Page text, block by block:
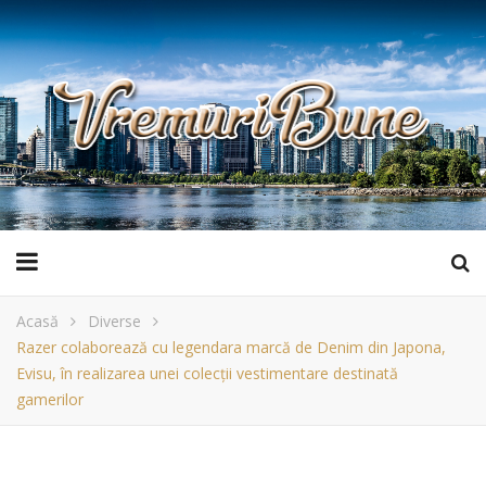
Acasă
Diverse
Razer colaborează cu legendara marcă de Denim din Japona,
Evisu, în realizarea unei colecții vestimentare destinată
gamerilor